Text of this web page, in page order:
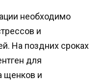
необходимо
и
На поздних сроках
для
щенков и